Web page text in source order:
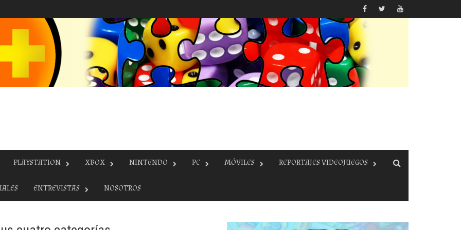
PLAYSTATION XBOX NINTENDO PC MÓVILES REPORTAJES VIDEOJUEGOS
ENTREVISTAS NOSOTROS